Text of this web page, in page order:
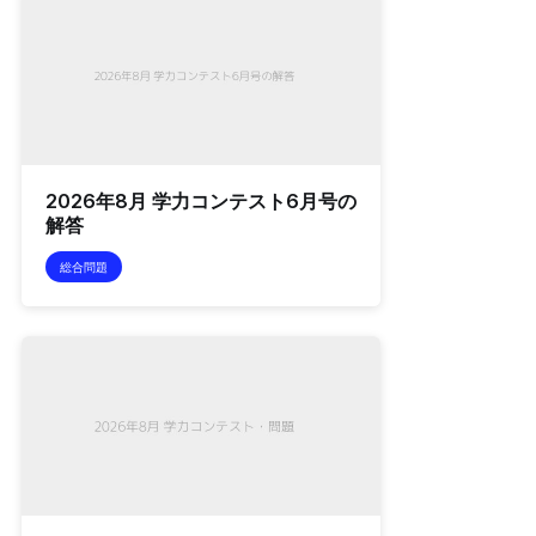
2026年8月 学力コンテスト6月号の
解答
総合問題